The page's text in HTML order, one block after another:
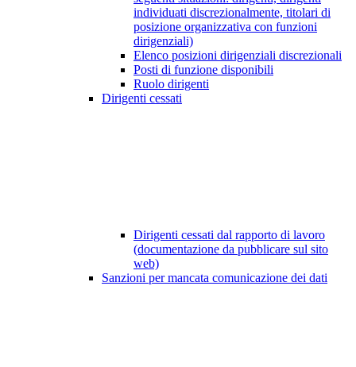
individuati discrezionalmente, titolari di
posizione organizzativa con funzioni
dirigenziali)
Elenco posizioni dirigenziali discrezionali
Posti di funzione disponibili
Ruolo dirigenti
Dirigenti cessati
Dirigenti cessati dal rapporto di lavoro
(documentazione da pubblicare sul sito
web)
Sanzioni per mancata comunicazione dei dati